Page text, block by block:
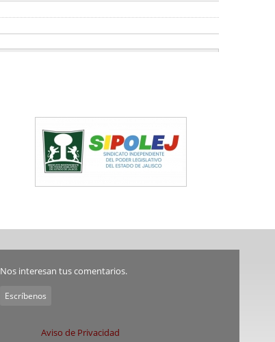
Nos interesan tus comentarios.
Escríbenos
Aviso de Privacidad